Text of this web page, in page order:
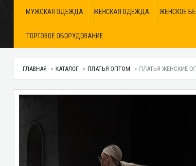
МУЖСКАЯ ОДЕЖДА ЖЕНСКАЯ ОДЕЖДА ЖЕНСКОЕ
ТОРГОВОЕ ОБОРУДОВАНИЕ
ГЛАВНАЯ КАТАЛОГ ПЛАТЬЯ ОПТОМ ПЛАТЬЯ ЖЕНСКИЕ